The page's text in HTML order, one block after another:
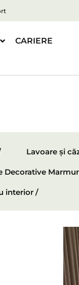
CARIERE
Lavoare și
Decorative
interior /